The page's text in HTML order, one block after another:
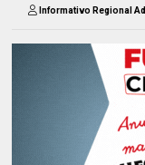
Informativo Regional